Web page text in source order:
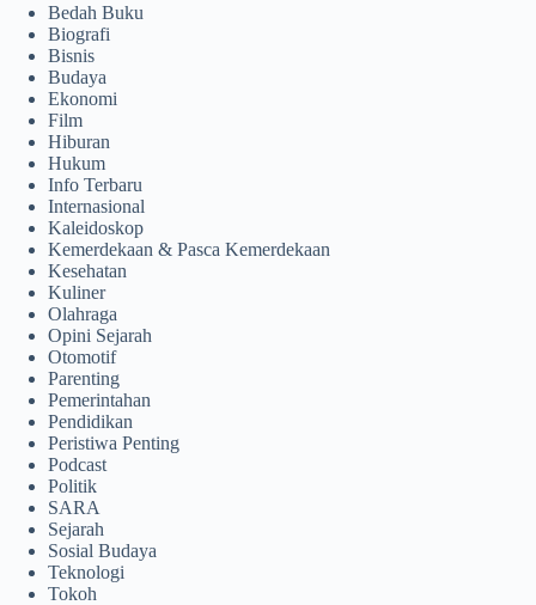
Bedah Buku
Biografi
Bisnis
Budaya
Ekonomi
Film
Hiburan
Hukum
Info Terbaru
Internasional
Kaleidoskop
Kemerdekaan & Pasca Kemerdekaan
Kesehatan
Kuliner
Olahraga
Opini Sejarah
Otomotif
Parenting
Pemerintahan
Pendidikan
Peristiwa Penting
Podcast
Politik
SARA
Sejarah
Sosial Budaya
Teknologi
Tokoh